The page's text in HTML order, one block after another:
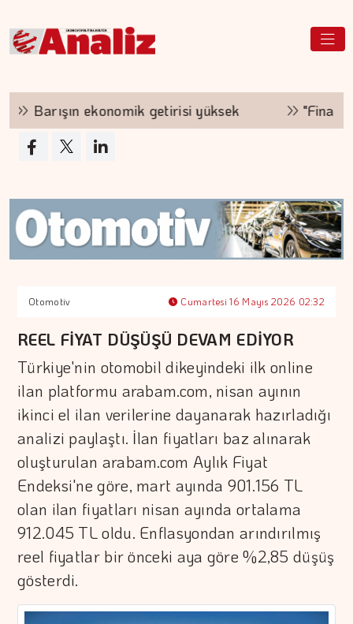
Barışın ekonomik getirisi yüksek
Otomotiv Cumartesi 16 Mayıs 2026 02:32
REEL FİYAT DÜŞÜŞÜ DEVAM EDİYOR
Türkiye'nin otomobil dikeyindeki ilk online
ilan platformu arabam.com, nisan ayının
ikinci el ilan verilerine dayanarak hazırladığı
analizi paylaştı. İlan fiyatları baz alınarak
oluşturulan arabam.com Aylık Fiyat
Endeksi'ne göre, mart ayında 901.156 TL
olan ilan fiyatları nisan ayında ortalama
912.045 TL oldu. Enflasyondan arındırılmış
reel fiyatlar bir önceki aya göre %2,85 düşüş
gösterdi.